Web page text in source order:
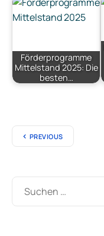
Förderprogramme
Mittelstand 2025: Die
besten…
PREVIOUS